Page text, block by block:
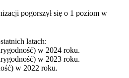
pogorszył się o 1 poziom w
latach:
w 2024 roku.
w 2023 roku.
w 2022 roku.